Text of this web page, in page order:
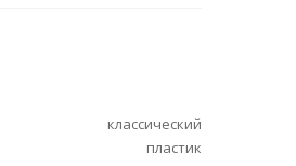
классический
пластик